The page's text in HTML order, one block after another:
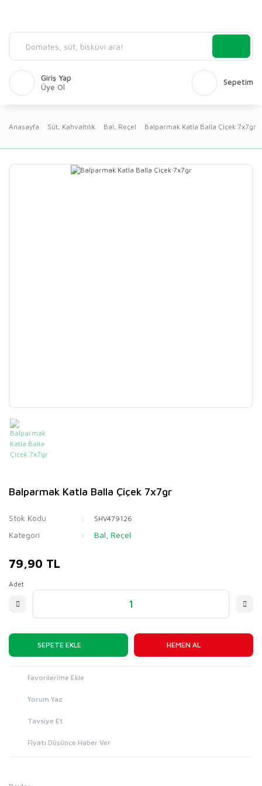
Giriş Yap
Üye Ol
Sepetim
Anasayfa Süt, Kahvaltılık Bal, Reçel Balparmak Katla Balla Çiçek 7x7gr
Balparmak Katla Balla Çiçek 7x7gr
Stok Kodu SHV479126
Kategori Bal, Reçel
79,90 TL
Adet
SEPETE EKLE HEMEN AL
Yorum Yaz
Tavsiye Et
Fiyatı Düşünce Haber Ver